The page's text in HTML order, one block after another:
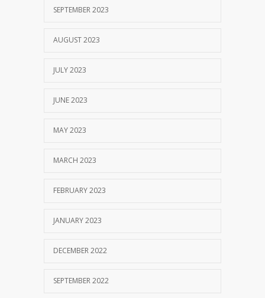
SEPTEMBER 2023
AUGUST 2023
JULY 2023
JUNE 2023
MAY 2023
MARCH 2023
FEBRUARY 2023
JANUARY 2023
DECEMBER 2022
SEPTEMBER 2022